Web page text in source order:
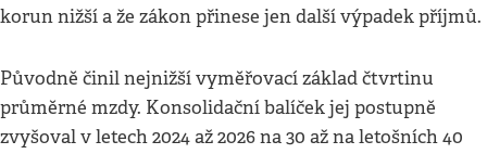
korun nižší a že zákon přinese jen další výpadek příjmů.
Původně činil nejnižší vyměřovací základ čtvrtinu
průměrné mzdy. Konsolidační balíček jej postupně
zvyšoval v letech 2024 až 2026 na 30 až na letošních 40